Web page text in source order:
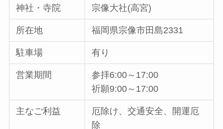
神社・寺院 宗像大社(高宮)
所在地 福岡県宗像市田島2331
駐車場 有り
営業期間
参拝6:00～17:00
祈願9:00～17:00
主なご利益
厄除け、交通安全、開運厄
除